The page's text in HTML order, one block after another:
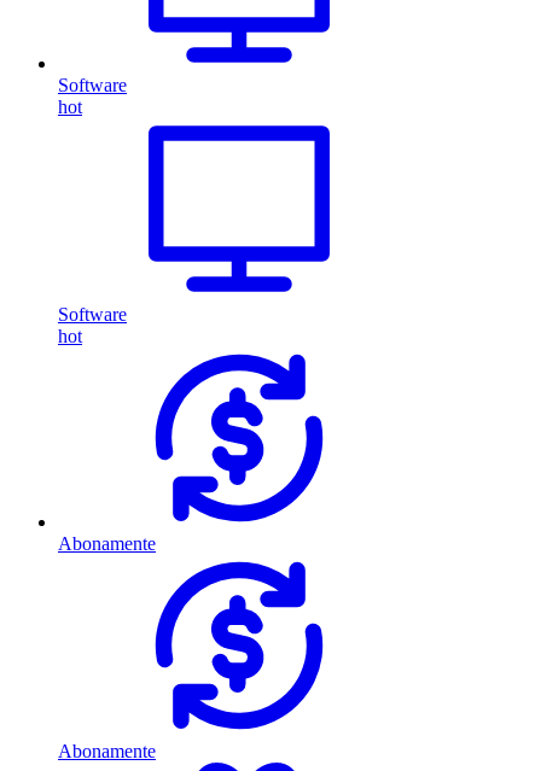
Software
hot
Software
hot
Abonamente
Abonamente